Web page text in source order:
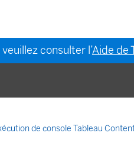
consulter l’Aide de
de console Tableau